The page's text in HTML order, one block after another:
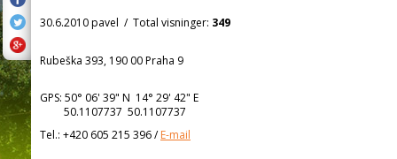
30.6.2010 pavel / Total visninger: 349
Rubeška 393, 190 00 Praha 9
GPS: 50° 06' 39" N 14° 29' 42" E
50.1107737 50.1107737
Tel.: +420 605 215 396/E-mail